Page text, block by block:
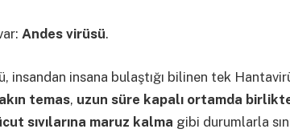
Andes virüsü.
insandan insana bulaştığı bilinen tek
temas, uzun süre kapalı ortamda
sıvılarına maruz kalma gibi durumlarla